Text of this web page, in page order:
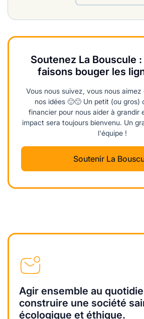
Soutenez La Bouscule
faisons bouger les
Vous nous suivez, vous nous
nos idées 🙂🙂 Un petit (ou gros)
financier pour nous aider à grandir
impact sera toujours bienvenu. Un
l'équipe !
Soutenir La
Agir ensemble au
construire une société
écologique et éthique.